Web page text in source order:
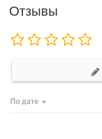
Отзывы
По дате